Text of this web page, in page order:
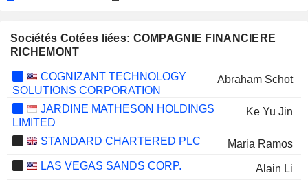
Sociétés Cotées liées: COMPAGNIE FINANCIERE
RICHEMONT
COGNIZANT TECHNOLOGY
SOLUTIONS CORPORATION
Abraham Schot
JARDINE MATHESON HOLDINGS
LIMITED
Ke Yu Jin
STANDARD CHARTERED PLC
Maria Ramos
LAS VEGAS SANDS CORP.
Alain Li